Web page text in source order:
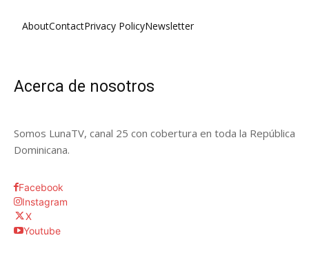
AboutContactPrivacy PolicyNewsletter
Acerca de nosotros
Somos LunaTV, canal 25 con cobertura en toda la República
Dominicana.
Facebook
Instagram
X
Youtube